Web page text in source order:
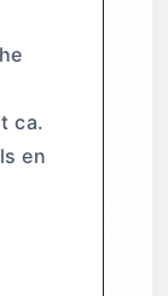
ca.
en